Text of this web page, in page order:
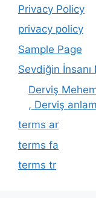
Privacy Policy
privacy policy
Sample Page
Sevdiğin
Derviş
, Derviş
terms ar
terms fa
terms tr